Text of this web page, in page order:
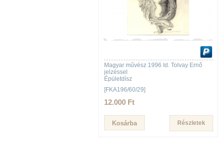
Magyar művész 1996 Id. Tolvay Ernő
jelzéssel
Épületdísz
[FKA196/60/29]
12.000 Ft
Részletek